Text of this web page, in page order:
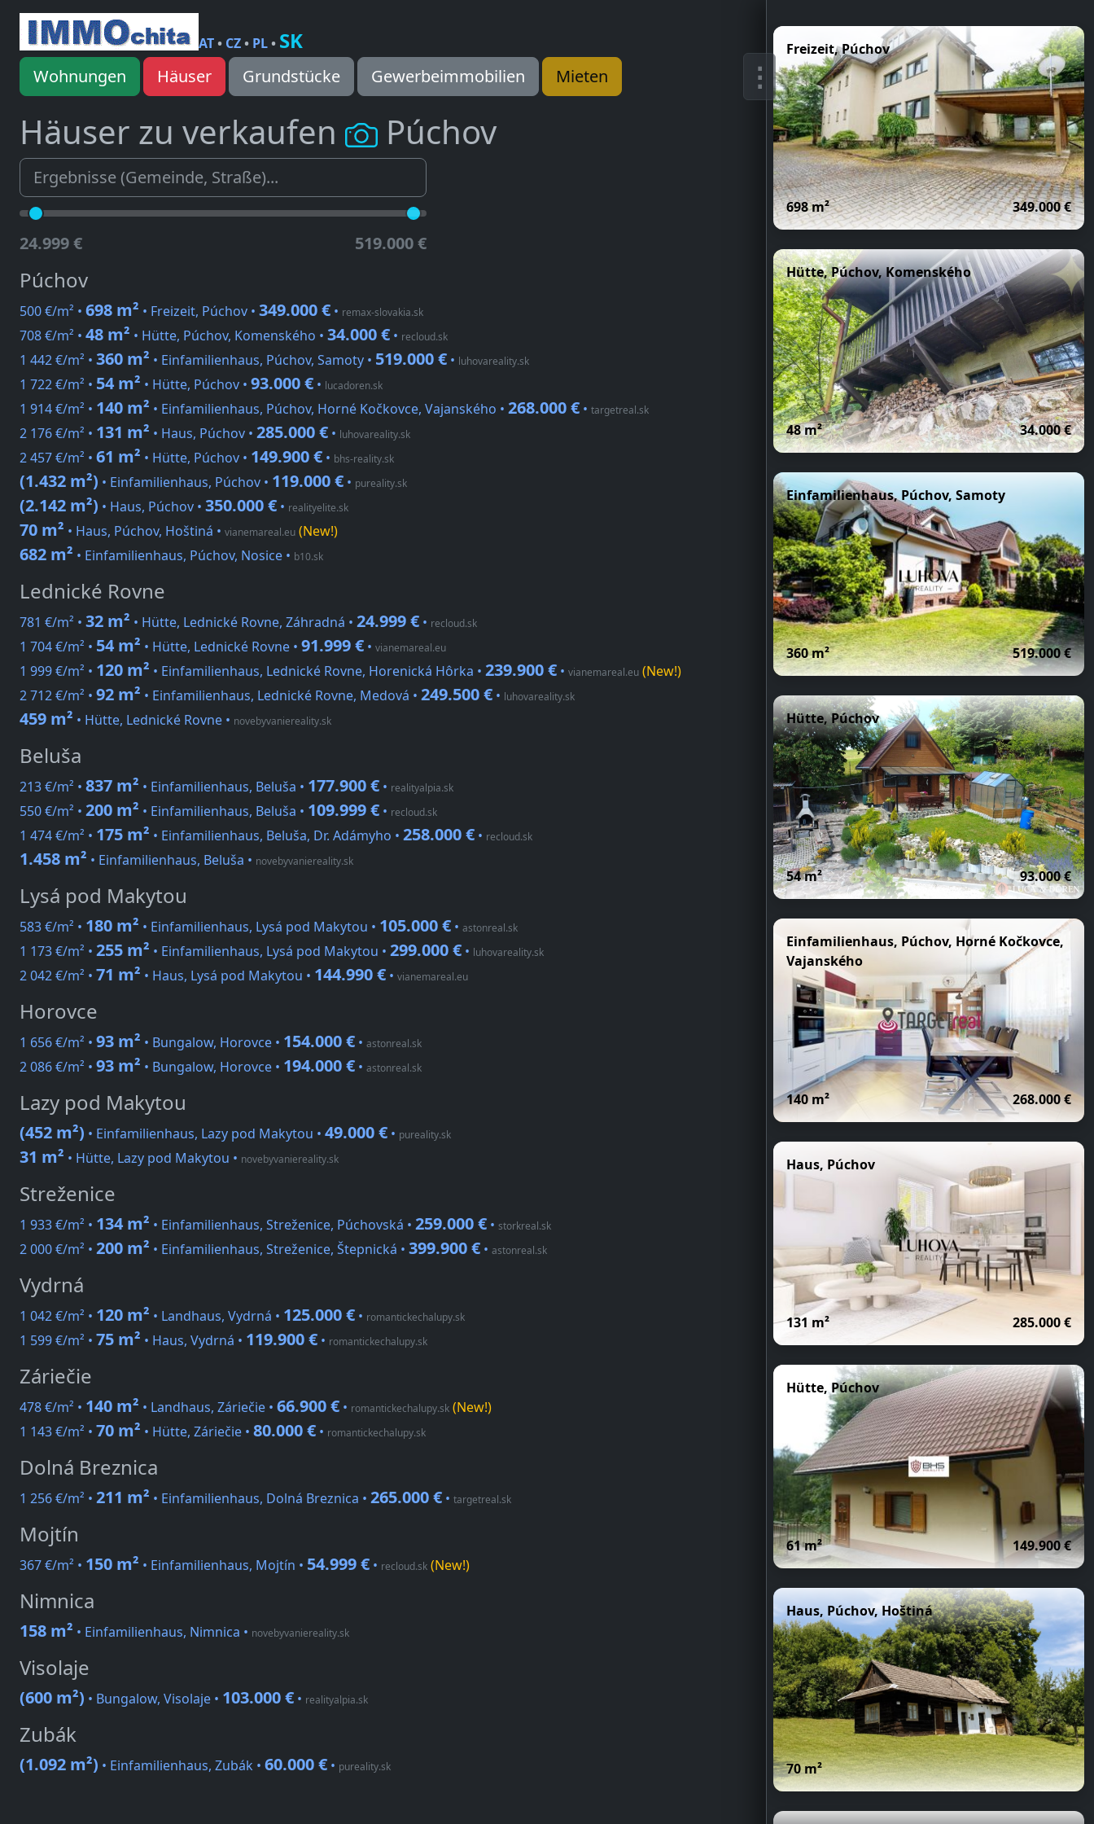
AT• CZ• PL• SK
Wohnungen Häuser Grundstücke Gewerbeimmobilien Mieten
Häuser zu verkaufen Púchov
24.999 € 519.000 €
Púchov
500 €/m² • 698 m² • Freizeit, Púchov • 349.000 € • remax-slovakia.sk
708 €/m² • 48 m² • Hütte, Púchov, Komenského • 34.000 € • recloud.sk
1 442 €/m² • 360 m² • Einfamilienhaus, Púchov, Samoty • 519.000 € • luhovareality.sk
1 722 €/m² • 54 m² • Hütte, Púchov • 93.000 € • lucadoren.sk
1 914 €/m² • 140 m² • Einfamilienhaus, Púchov, Horné Kočkovce, Vajanského • 268.000 € • targetreal.sk
2 176 €/m² • 131 m² • Haus, Púchov • 285.000 € • luhovareality.sk
2 457 €/m² • 61 m² • Hütte, Púchov • 149.900 € • bhs-reality.sk
(1.432 m²) • Einfamilienhaus, Púchov • 119.000 € • pureality.sk
(2.142 m²) • Haus, Púchov • 350.000 € • realityelite.sk
70 m² • Haus, Púchov, Hoštiná • vianemareal.eu (New!)
682 m² • Einfamilienhaus, Púchov, Nosice • b10.sk
Lednické Rovne
781 €/m² • 32 m² • Hütte, Lednické Rovne, Záhradná • 24.999 € • recloud.sk
1 704 €/m² • 54 m² • Hütte, Lednické Rovne • 91.999 € • vianemareal.eu
1 999 €/m² • 120 m² • Einfamilienhaus, Lednické Rovne, Horenická Hôrka • 239.900 € • vianemareal.eu (New!)
2 712 €/m² • 92 m² • Einfamilienhaus, Lednické Rovne, Medová • 249.500 € • luhovareality.sk
459 m² • Hütte, Lednické Rovne • novebyvaniereality.sk
Beluša
213 €/m² • 837 m² • Einfamilienhaus, Beluša • 177.900 € • realityalpia.sk
550 €/m² • 200 m² • Einfamilienhaus, Beluša • 109.999 € • recloud.sk
1 474 €/m² • 175 m² • Einfamilienhaus, Beluša, Dr. Adámyho • 258.000 € • recloud.sk
1.458 m² • Einfamilienhaus, Beluša • novebyvaniereality.sk
Lysá pod Makytou
583 €/m² • 180 m² • Einfamilienhaus, Lysá pod Makytou • 105.000 € • astonreal.sk
1 173 €/m² • 255 m² • Einfamilienhaus, Lysá pod Makytou • 299.000 € • luhovareality.sk
2 042 €/m² • 71 m² • Haus, Lysá pod Makytou • 144.990 € • vianemareal.eu
Horovce
1 656 €/m² • 93 m² • Bungalow, Horovce • 154.000 € • astonreal.sk
2 086 €/m² • 93 m² • Bungalow, Horovce • 194.000 € • astonreal.sk
Lazy pod Makytou
(452 m²) • Einfamilienhaus, Lazy pod Makytou • 49.000 € • pureality.sk
31 m² • Hütte, Lazy pod Makytou • novebyvaniereality.sk
Streženice
1 933 €/m² • 134 m² • Einfamilienhaus, Streženice, Púchovská • 259.000 € • storkreal.sk
2 000 €/m² • 200 m² • Einfamilienhaus, Streženice, Štepnická • 399.900 € • astonreal.sk
Vydrná
1 042 €/m² • 120 m² • Landhaus, Vydrná • 125.000 € • romantickechalupy.sk
1 599 €/m² • 75 m² • Haus, Vydrná • 119.900 € • romantickechalupy.sk
Záriečie
478 €/m² • 140 m² • Landhaus, Záriečie • 66.900 € • romantickechalupy.sk (New!)
1 143 €/m² • 70 m² • Hütte, Záriečie • 80.000 € • romantickechalupy.sk
Dolná Breznica
1 256 €/m² • 211 m² • Einfamilienhaus, Dolná Breznica • 265.000 € • targetreal.sk
Mojtín
367 €/m² • 150 m² • Einfamilienhaus, Mojtín • 54.999 € • recloud.sk (New!)
Nimnica
158 m² • Einfamilienhaus, Nimnica • novebyvaniereality.sk
Visolaje
(600 m²) • Bungalow, Visolaje • 103.000 € • realityalpia.sk
Zubák
(1.092 m²) • Einfamilienhaus, Zubák • 60.000 € • pureality.sk